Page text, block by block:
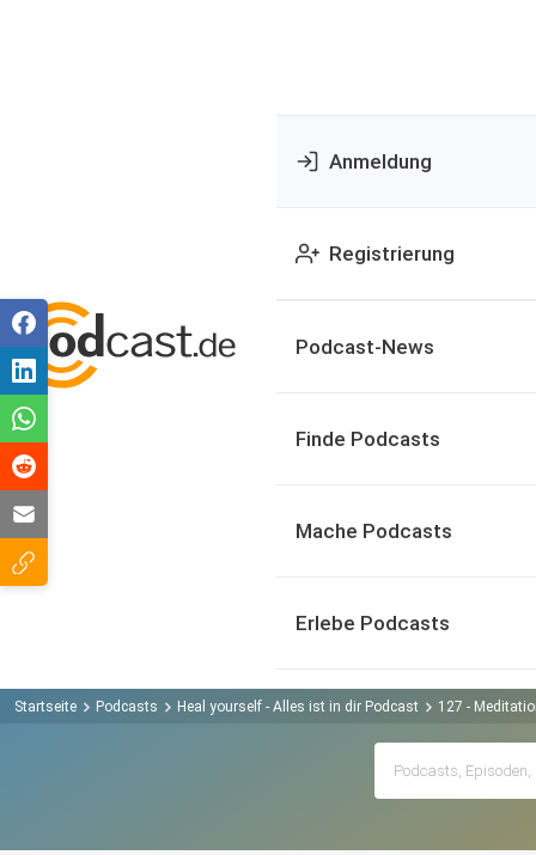
Anmeldung
Registrierung
Podcast-News
Finde Podcasts
Mache Podcasts
Erlebe Podcasts
Startseite Podcasts Heal yourself - Alles ist in dir Podcast 127 -